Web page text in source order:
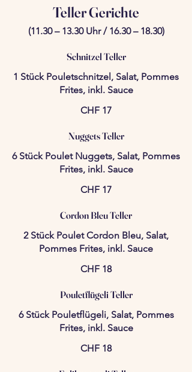
Teller Gerichte
(11.30 – 13.30 Uhr / 16.30 – 18.30)
Schnitzel Teller
1 Stück Pouletschnitzel, Salat, Pommes
Frites, inkl. Sauce
CHF 17
Nuggets Teller
6 Stück Poulet Nuggets, Salat, Pommes
Frites, inkl. Sauce
CHF 17
Cordon Bleu Teller
2 Stück Poulet Cordon Bleu, Salat,
Pommes Frites, inkl. Sauce
CHF 18
Pouletflügeli Teller
6 Stück Pouletflügeli, Salat, Pommes
Frites, inkl. Sauce
CHF 18